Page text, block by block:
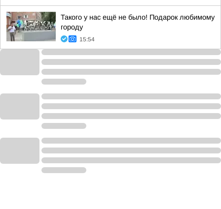
Такого у нас ещё не было! Подарок любимому
городу
15:54